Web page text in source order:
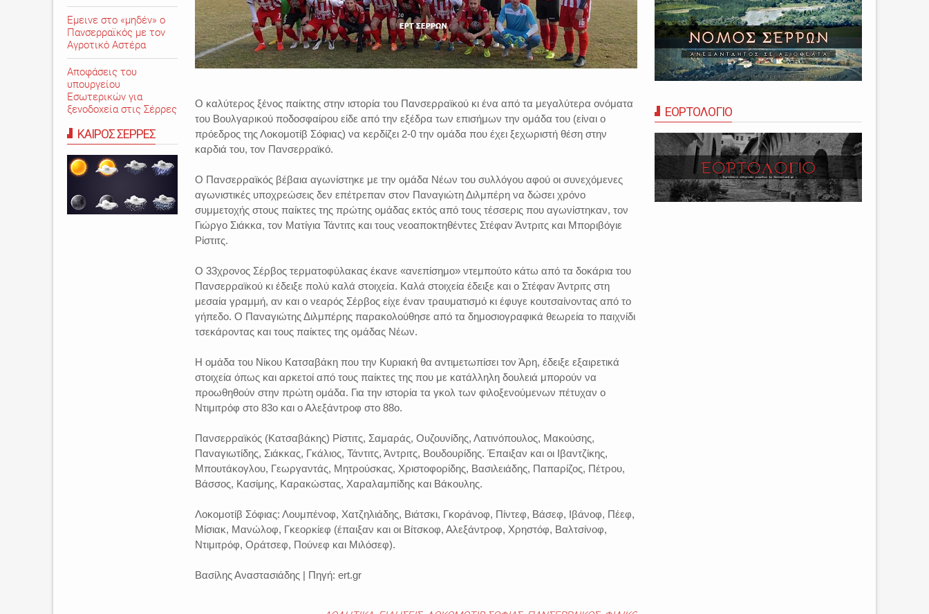
Ο καλύτερος ξένος παίκτης στην ιστορία του Πανσερραϊκού κι ένα από τα μεγαλύτερα ονόματα
του Βουλγαρικού ποδοσφαίρου είδε από την εξέδρα των επισήμων την ομάδα του (είναι ο
πρόεδρος της Λοκομοτίβ Σόφιας) να κερδίζει 2-0 την ομάδα που έχει ξεχωριστή θέση στην
καρδιά του, τον Πανσερραϊκό.
Ο Πανσερραϊκός βέβαια αγωνίστηκε με την ομάδα Νέων του συλλόγου αφού οι συνεχόμενες
αγωνιστικές υποχρεώσεις δεν επέτρεπαν στον Παναγιώτη Διλμπέρη να δώσει χρόνο
συμμετοχής στους παίκτες της πρώτης ομάδας εκτός από τους τέσσερις που αγωνίστηκαν, τον
Γιώργο Σιάκκα, τον Ματίγια Τάντιτς και τους νεοαποκτηθέντες Στέφαν Άντριτς και Μποριβόγιε
Ρίστιτς.
Ο 33χρονος Σέρβος τερματοφύλακας έκανε «ανεπίσημο» ντεμπούτο κάτω από τα δοκάρια του
Πανσερραϊκού κι έδειξε πολύ καλά στοιχεία. Καλά στοιχεία έδειξε και ο Στέφαν Άντριτς στη
μεσαία γραμμή, αν και ο νεαρός Σέρβος είχε έναν τραυματισμό κι έφυγε κουτσαίνοντας από το
γήπεδο. Ο Παναγιώτης Διλμπέρης παρακολούθησε από τα δημοσιογραφικά θεωρεία το παιχνίδι
τσεκάροντας και τους παίκτες της ομάδας Νέων.
Η ομάδα του Νίκου Κατσαβάκη που την Κυριακή θα αντιμετωπίσει τον Άρη, έδειξε εξαιρετικά
στοιχεία όπως και αρκετοί από τους παίκτες της που με κατάλληλη δουλειά μπορούν να
προωθηθούν στην πρώτη ομάδα. Για την ιστορία τα γκολ των φιλοξενούμενων πέτυχαν ο
Ντιμιτρόφ στο 83ο και ο Αλεξάντροφ στο 88ο.
Πανσερραϊκός (Κατσαβάκης) Ρίστιτς, Σαμαράς, Ουζουνίδης, Λατινόπουλος, Μακούσης,
Παναγιωτίδης, Σιάκκας, Γκάλιος, Τάντιτς, Άντριτς, Βουδουρίδης. Έπαιξαν και οι Ιβαντζίκης,
Μπουτάκογλου, Γεωργαντάς, Μητρούσκας, Χριστοφορίδης, Βασιλειάδης, Παπαρίζος, Πέτρου,
Βάσσος, Κασίμης, Καρακώστας, Χαραλαμπίδης και Βάκουλης.
Λοκομοτίβ Σόφιας: Λουμπένοφ, Χατζηλιάδης, Βιάτσκι, Γκοράνοφ, Πίντεφ, Βάσεφ, Ιβάνοφ, Πέεφ,
Μίσιακ, Μανώλοφ, Γκεορκίεφ (έπαιξαν και οι Βίτσκοφ, Αλεξάντροφ, Χρηστόφ, Βαλτσίνοφ,
Ντιμιτρόφ, Οράτσεφ, Πούνεφ και Μιλόσεφ).
Βασίλης Αναστασιάδης | Πηγή: ert.gr
ΕΟΡΤΟΛΟΓΙΟ
Εμεινε στο «μηδέν» o
Πανσερραϊκός με τον
Αγροτικό Αστέρα
Αποφάσεις του
υπουργείου
Εσωτερικών για
ξενοδοχεία στις Σέρρες
ΚΑΙΡΟΣ ΣΕΡΡΕΣ